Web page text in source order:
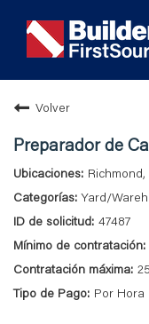
Volver
Preparador de
Richmond,
Yard/
47487
Por Hora